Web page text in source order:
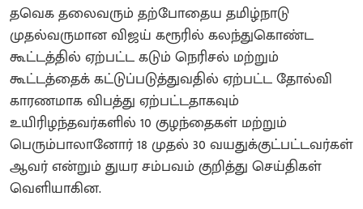
தவெக தலைவரும் தற்போதைய தமிழ்நாடு
முதல்வருமான விஜய் கரூரில் கலந்துகொண்ட
கூட்டத்தில் ஏற்பட்ட கடும் நெரிசல் மற்றும்
கூட்டத்தைக் கட்டுப்படுத்துவதில் ஏற்பட்ட தோல்வி
காரணமாக விபத்து ஏற்பட்டதாகவும்
உயிரிழந்தவர்களில் 10 குழந்தைகள் மற்றும்
பெரும்பாலானோர் 18 முதல் 30 வயதுக்குட்பட்டவர்கள்
ஆவர் என்றும் துயர சம்பவம் குறித்து செய்திகள்
வெளியாகின.